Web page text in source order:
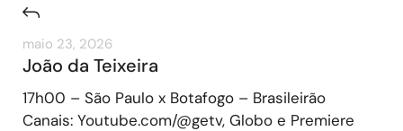
maio 23, 2026
João da Teixeira
17h00 – São Paulo x Botafogo – Brasileirão
Canais: Youtube.com/@getv, Globo e Premiere